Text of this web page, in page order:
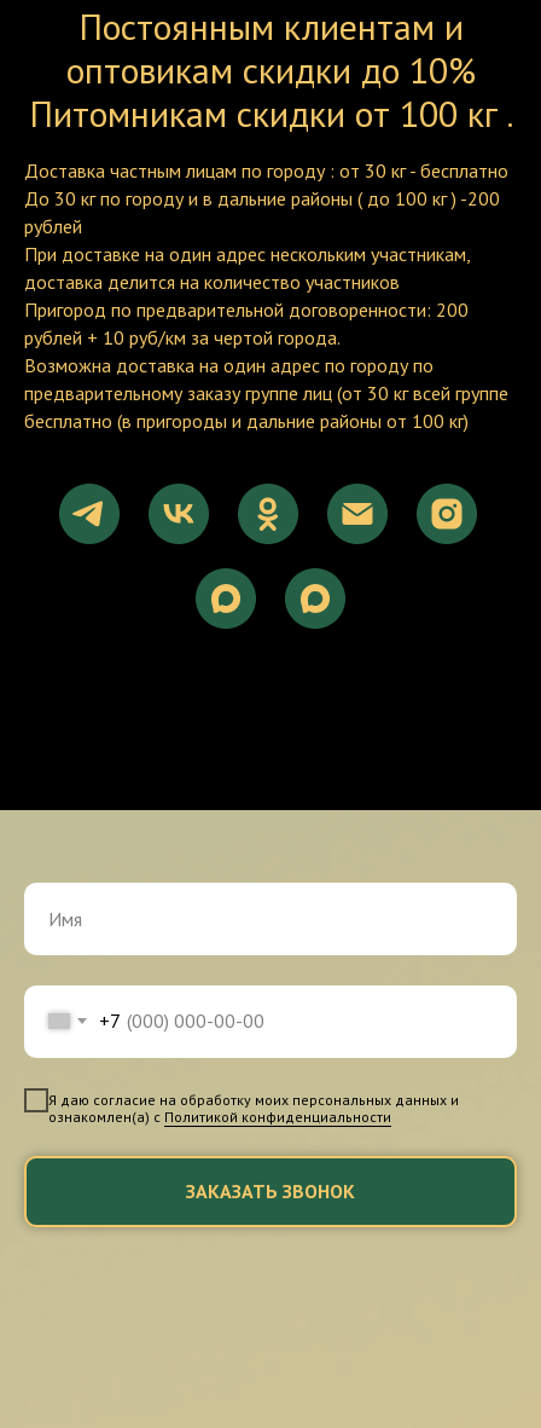
Постоянным клиентам и
оптовикам скидки до 10%
Питомникам скидки от 100 кг .
Доставка частным лицам по городу : от 30 кг - бесплатно
До 30 кг по городу и в дальние районы ( до 100 кг ) -200
рублей
При доставке на один адрес нескольким участникам,
доставка делится на количество участников
Пригород по предварительной договоренности: 200
рублей + 10 руб/км за чертой города.
Возможна доставка на один адрес по городу по
предварительному заказу группе лиц (от 30 кг всей группе
бесплатно (в пригороды и дальние районы от 100 кг)
+7
Я даю согласие на обработку моих персональных данных и
ознакомлен(а) с Политикой конфиденциальности
ЗАКАЗАТЬ ЗВОНОК